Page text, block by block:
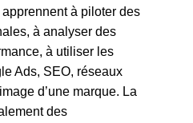
à piloter des
à analyser des
à utiliser les
Ads, SEO, réseaux
d’une marque. La
des